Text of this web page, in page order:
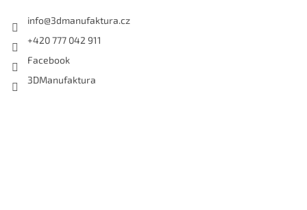
info@3dmanufaktura.cz
+420 777 042 911
Facebook
3DManufaktura